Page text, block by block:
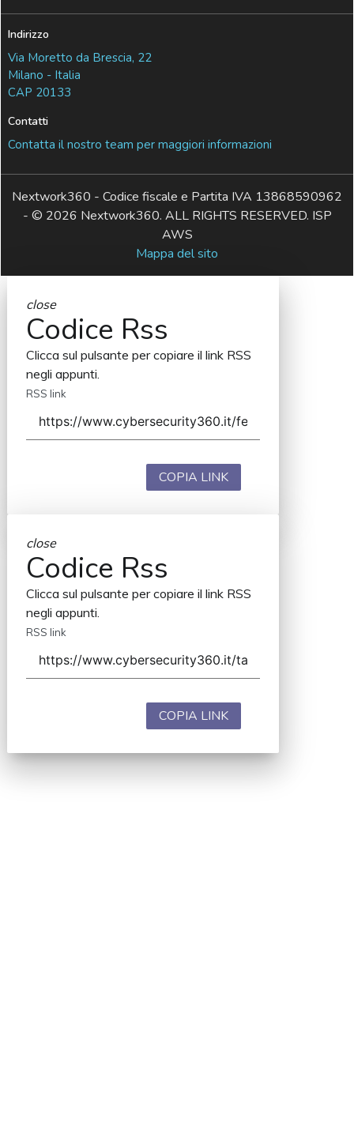
Indirizzo
Via Moretto da Brescia, 22
Milano - Italia
CAP 20133
Contatti
Contatta il nostro team per maggiori informazioni
Nextwork360 - Codice fiscale e Partita IVA 13868590962
- © 2026 Nextwork360. ALL RIGHTS RESERVED. ISP
AWS
Mappa del sito
close
Codice Rss
Clicca sul pulsante per copiare il link RSS
negli appunti.
RSS link
COPIA LINK
close
Codice Rss
Clicca sul pulsante per copiare il link RSS
negli appunti.
RSS link
COPIA LINK